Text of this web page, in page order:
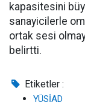
kapasitesini
sanayicilerle
ortak sesi
belirtti.
Etiketler :
YÜSİAD